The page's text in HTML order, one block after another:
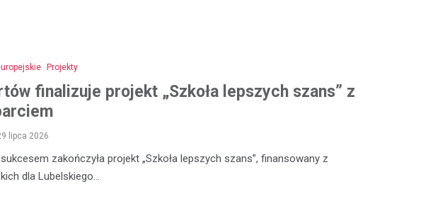
Projekty
finalizuje projekt „Szkoła lepszych szans” z
lipca 2026
zakończyła projekt „Szkoła lepszych szans”, finansowany z
dla Lubelskiego…